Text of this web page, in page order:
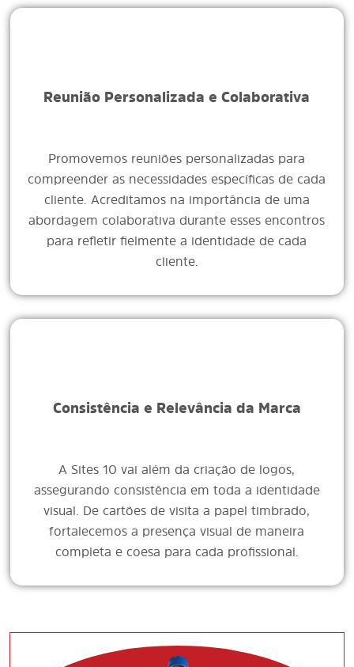
Reunião Personalizada e Colaborativa
Promovemos reuniões personalizadas para
compreender as necessidades específicas de cada
cliente. Acreditamos na importância de uma
abordagem colaborativa durante esses encontros
para refletir fielmente a identidade de cada
cliente.
Consistência e Relevância da Marca
A Sites 10 vai além da criação de logos,
assegurando consistência em toda a identidade
visual. De cartões de visita a papel timbrado,
fortalecemos a presença visual de maneira
completa e coesa para cada profissional.